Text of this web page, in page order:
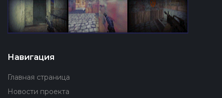
Навигация
Главная страница
Новости проекта